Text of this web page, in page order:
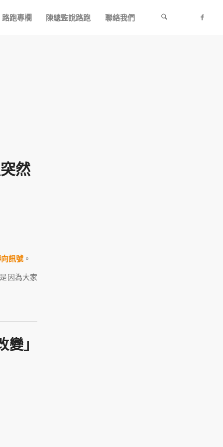
路跑專欄 陳總監說路跑 聯絡我們
然
訊號 。
因為大家
」